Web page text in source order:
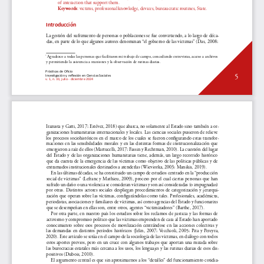
5
Prácticas de Oficio
Investigación y reflexión en Ciencias Sociales
v. 1, n. 33, julio - diciembre 2024
of interaction that support them.
Keywords: victims, professional knowledge, devices, bureaucratic routines, State.
Introducción
La gestión del sufrimiento de personas o poblaciones se fue convirtiendo, a lo largo de déca-
das, en parte de lo que algunos autores denominan “el gobierno de las víctimas” (Das, 2008;
* Agradezco a todas las personas que facilitaron mi trabajo de campo, concediendo entrevistas, acceso a archivos
y permitiendo la asistencia a reuniones y la observación de rutinas diarias.
Irazusta y Gatti, 2017; Estévez, 2018) que abarca, no solamente al Estado sino también a or-
ganizaciones humanitarias internacionales y locales. Las ciencias sociales pusieron de relieve
los procesos sociohistóricos en el marco de los cuales se fueron configurando estas transfor-
maciones en las sensibilidades morales y en las distintas formas de institucionalización que
emergieron a raíz de ellos (Martucelli, 2017; Fassin y Rechtman, 2010). La cuestión del lugar
del Estado y de las organizaciones humanitarias tiene, además, un largo recorrido histórico
que da cuenta de la emergencia de las víctimas como objetivo de las políticas públicas y de
entramados institucionales destinados a atenderlas (Wieviorka, 2003; Manikis, 2019).
En las últimas décadas, se ha constituido un campo de estudios centrado en la “producción
social de víctimas” (Lefranc y Mathieu, 2009), proceso por el cual ciertas personas que han
sufrido un daño o una violencia se consideran víctimas y son así consideradas (o impugnadas)
por otras. Distintos actores sociales despliegan procedimientos de categorización y jerarqui-
zación que operan sobre las víctimas, configurándolas como tales. Profesionales, académicxs,
periodistas, asociaciones y familiares de víctimas, así como agencias del Estado y funcionarixs
que se desempeñan en ellas son, entre otros, agentes “victimizadores” (Barthe, 2017).
Por otra parte, en nuestro país los estudios sobre los reclamos de justicia y las formas de
activismo y compromiso político que las víctimas emprenden de cara al Estado han aportado
conocimiento  sobre  esos  procesos  de  movilización  centrándose  en  las  acciones  colectivas  y
las  demandas  en  distintos  períodos  históricos  (Jelin,  2007;  Vecchioli,  2005;  Pita  y  Pereyra,
2020). Este artículo se sitúa en el campo de la sociología de las víctimas, en diálogo con todos
estos aportes previos, pero en un cruce con algunos trabajos que aportan una mirada sobre
las burocracias estatales más cercana a los usos, los lenguajes y las rutinas diarias de esos dis-
positivos (Dubois, 2010).
El argumento central es que sin aproximarnos a los “detalles” del funcionamiento cotidia-